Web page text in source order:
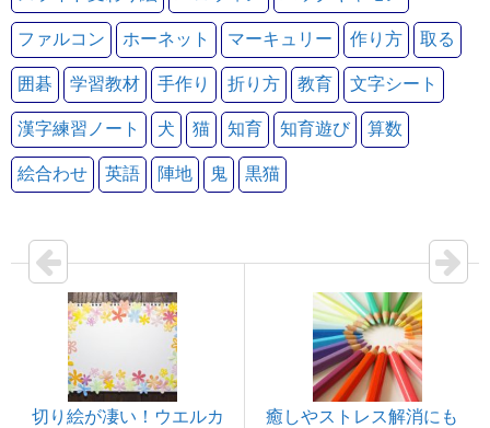
ファルコン ホーネット マーキュリー 作り方 取る
囲碁 学習教材 手作り 折り方 教育 文字シート
漢字練習ノート 犬 猫 知育 知育遊び 算数
絵合わせ 英語 陣地 鬼 黒猫
切り絵が凄い！ウエルカ
癒しやストレス解消にも